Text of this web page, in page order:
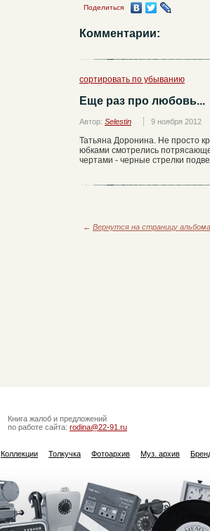
Поделиться
Комментарии:
сортировать по убыванию
Еще раз про любовь...
Автор: Selestin 9 ноября 2012
Татьяна Доронина. Не просто
юбками смотрелись
чертами - черные стрелки
← Вернутся на страницу альбома
Книга жалоб и предложений
по работе сайта: rodina@22-91.ru
Коллекции Толкучка Фотоархив Муз. архив